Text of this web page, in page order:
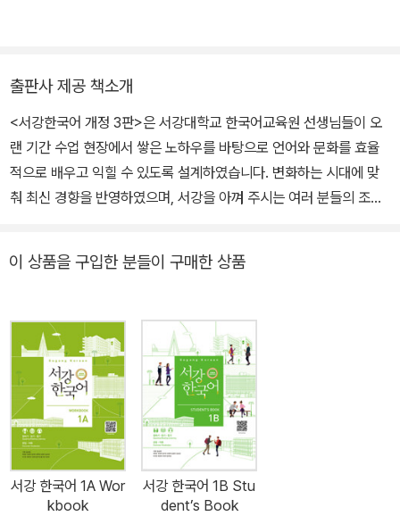
출판사 제공 책소개
<서강한국어 개정 3판>은 서강대학교 한국어교육원 선생님들이 오
랜 기간 수업 현장에서 쌓은 노하우를 바탕으로 언어와 문화를 효율
적으로 배우고 익힐 수 있도록 설계하였습니다. 변화하는 시대에 맞
춰 최신 경향을 반영하였으며, 서강을 아껴 주시는 여러 분들의 조언
는 점을 고려하여 말하기 100시간, 읽고 말하기 25시간, 듣고 말하기
에서는 기존의 <서강한국어 Student’s Book 1A1B>와 <서강한
국어 Workbook 1A1B>를 개정하면서 <서강한국어 한글>과 <서
강한국어 Writing Book 1A1B>를 새로 출간하였습니다. <서강한
국어>를 사용하시는 선생님들께서 쓰기 책 출판을 지속적으로 요청
하셔서 오랫동안 서강대학교 한국어 교육원에서 내부 교재로 사용하
던 쓰기 교재를 정리하고 추가 집필하였습니다. <서강한국어 Stude
nt’s Book>의 모든 내용은 그림을 보면 직관적으로 맥락을 파악할
수 있도록 하였습니다. 아울러 어휘와 문법 학습은 대화와 활동을 통
이 상품을 구입한 분들이 구매한 상품
서강 한국어 1A Wor
kbook
서강 한국어 1B Stu
dent’s Book